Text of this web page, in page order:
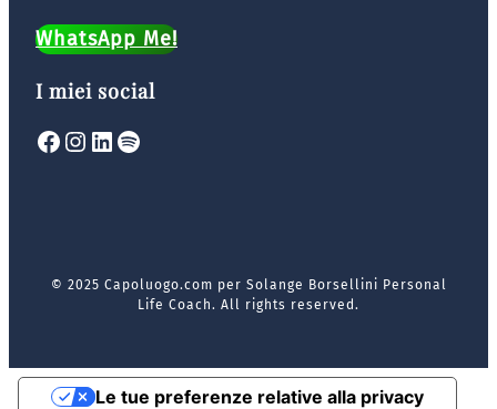
WhatsApp Me!
I miei social
Facebook Instagram LinkedIn Spotify
© 2025 Capoluogo.com per Solange Borsellini Personal
Life Coach. All rights reserved.
Le tue preferenze relative alla privacy